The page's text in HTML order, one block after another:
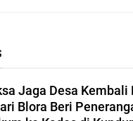
Jaga Desa Kembali
Blora Beri